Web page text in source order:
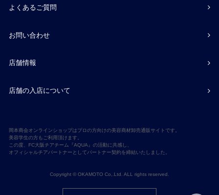
よくあるご質問
お問い合わせ
店舗情報
店舗の入店について
岡本商会オンラインショップはプロの方向けの美容商材卸売通販サイトです。
美容学生の方もご利用頂けます。
この度、FC大阪チアチーム『AQUA』の活動に共感し、
オフィシャルチアパートナーとしてパートナー契約を締結いたしました。
Copyright © OKAMOTO Co,.Ltd. ALL rights reserved.